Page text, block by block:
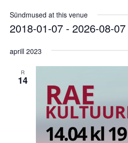
Sündmused at this venue
2018-01-07 - 2026-08-07
date.
aprill 2023
R
14